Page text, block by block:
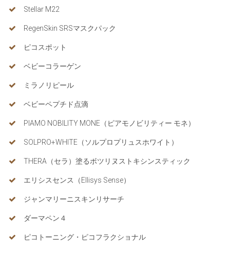
Stellar M22
RegenSkin SRSマスクパック
ピコスポット
ベビーコラーゲン
ミラノリピール
ベビーペプチド点滴
PIAMO NOBILITY MONE（ピアモノビリティー モネ）
SOLPRO+WHITE（ソルプロプリュスホワイト）
THERA（セラ）塗るボツリヌストキシンスティック
エリシスセンス（Ellisys Sense）
ジャンマリーニスキンリサーチ
ダーマペン４
ピコトーニング・ピコフラクショナル